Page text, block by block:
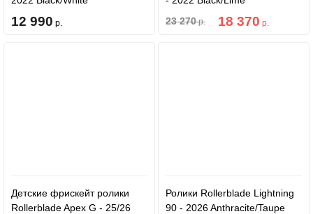
12 990 р.
23 270р. 18 370 р.
Детские фрискейт ролики
Rollerblade Apex G - 25/26
Ролики Rollerblade Lightning
90 - 2026 Anthracite/Taupe